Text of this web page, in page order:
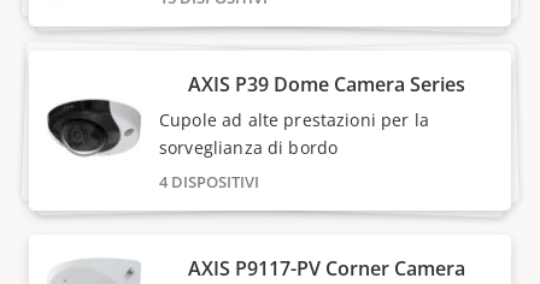
AXIS P39 Dome Camera Series
4 DISPOSITIVI
Cupole ad alte prestazioni per la
sorveglianza di bordo
AXIS P9117-PV Corner Camera